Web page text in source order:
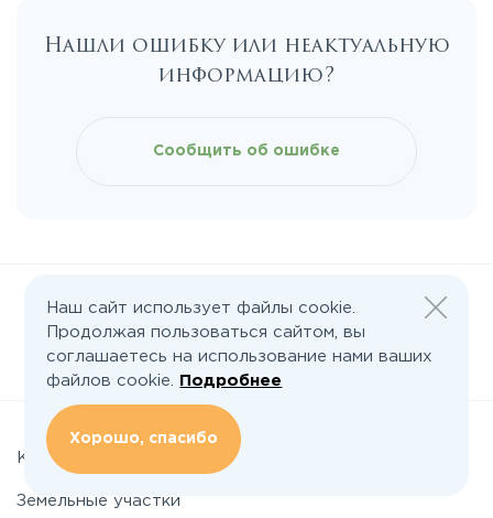
Щелковское
Ярославское
Нашли ошибку или неактуальную
информацию?
Сообщить об ошибке
Коттеджные поселки
Земельные участки
Наш сайт использует файлы cookie.
Продолжая пользоваться сайтом, вы
соглашаетесь на использование нами ваших
файлов cookie.
Подробнее
Хорошо, спасибо